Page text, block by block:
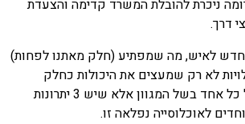
ניכרת להובלת המשרד קדימה והצעדת
דרך.
לאיש, מה שמפתיע (חלק מאתנו לפחות)
לא רק שמעצים את היכולות כחלק
מהתרומה האישית של כל אחד בשל המגוון אלא שיש 3 יתרונות
לאוכלוסייה נפלאה זו.